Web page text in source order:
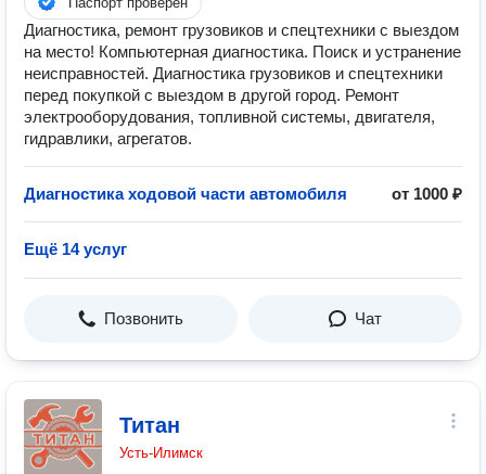
Диагностика, ремонт грузовиков и спецтехники с выездом
на место! Компьютерная диагностика. Поиск и устранение
неисправностей. Диагностика грузовиков и спецтехники
перед покупкой с выездом в другой город. Ремонт
электрооборудования, топливной системы, двигателя,
гидравлики, агрегатов.
Диагностика ходовой части автомобиля от 1000 ₽
Ещё 14 услуг
Позвонить Чат
Титан
Усть-Илимск